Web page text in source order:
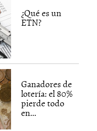
¿Qué es un
ETN?
Ganadores de
lotería: el 80%
pierde todo
en...